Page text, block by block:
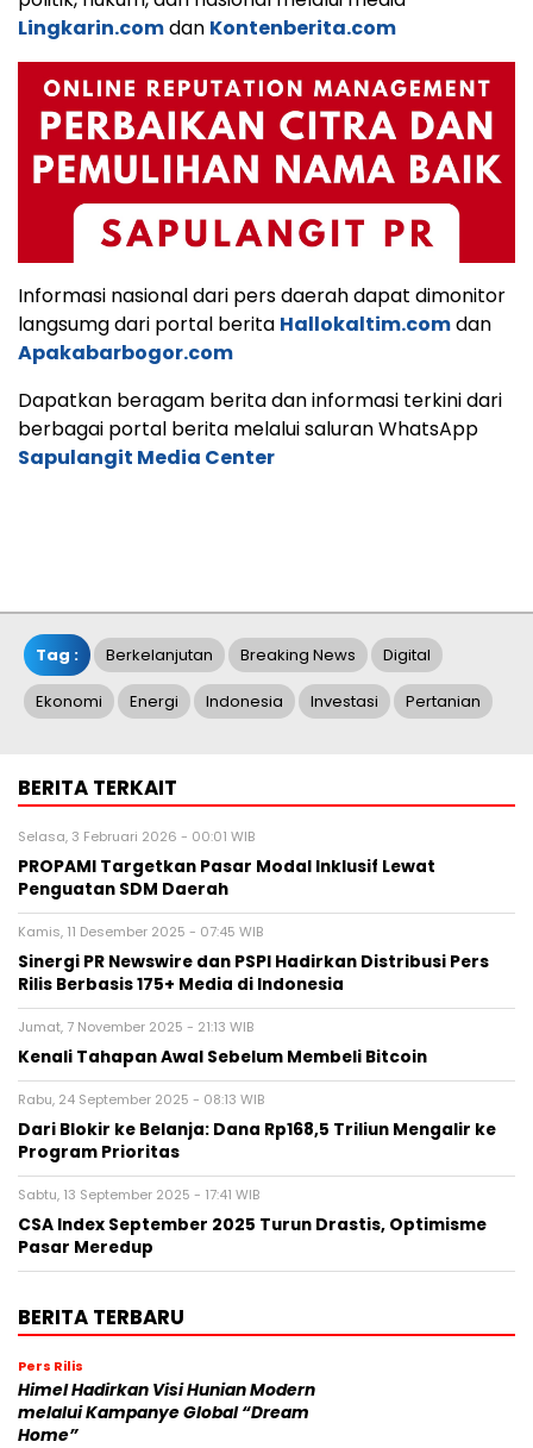
Lingkarin.comdan Kontenberita.com
Informasi nasional dari pers daerah dapat dimonitor
langsumg dari portal berita Hallokaltim.comdan
Apakabarbogor.com
Dapatkan beragam berita dan informasi terkini dari
berbagai portal berita melalui saluran WhatsApp
Sapulangit Media Center
Tag : Berkelanjutan Breaking News Digital
Ekonomi Energi Indonesia Investasi Pertanian
BERITA TERKAIT
Selasa, 3 Februari 2026 - 00:01 WIB
PROPAMI Targetkan Pasar Modal Inklusif Lewat
Penguatan SDM Daerah
Kamis, 11 Desember 2025 - 07:45 WIB
Sinergi PR Newswire dan PSPI Hadirkan Distribusi Pers
Rilis Berbasis 175+ Media di Indonesia
Jumat, 7 November 2025 - 21:13 WIB
Kenali Tahapan Awal Sebelum Membeli Bitcoin
Rabu, 24 September 2025 - 08:13 WIB
Dari Blokir ke Belanja: Dana Rp168,5 Triliun Mengalir ke
Program Prioritas
Sabtu, 13 September 2025 - 17:41 WIB
CSA Index September 2025 Turun Drastis, Optimisme
Pasar Meredup
BERITA TERBARU
Pers Rilis
Himel Hadirkan Visi Hunian Modern
melalui Kampanye Global “Dream
Home”